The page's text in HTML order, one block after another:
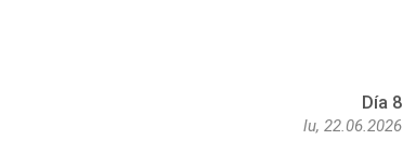
Día 8
lu, 22.06.2026